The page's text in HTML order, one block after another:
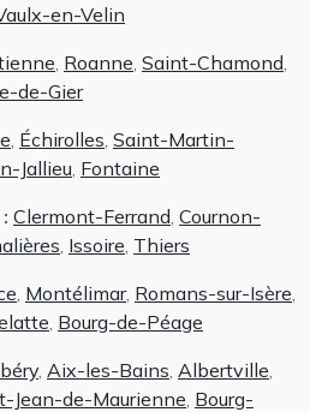
en-Velin
Roanne Saint-Chamond
de-Gier
Échirolles Saint-Martin-
Jallieu Fontaine
Clermont-Ferrand Cournon-
Issoire Thiers
Montélimar, Romans-sur-Isère
Bourg-de-Péage
Aix-les-Bains Albertville
Jean-de-Maurienne Bourg-